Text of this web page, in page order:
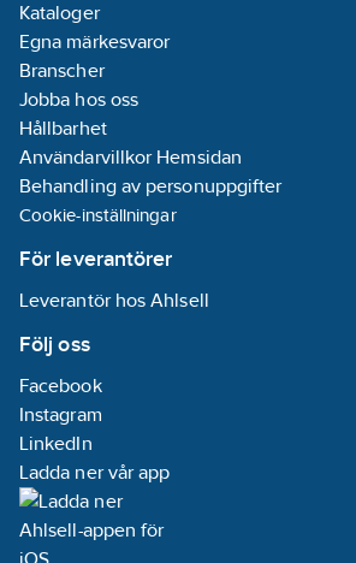
Kataloger
Egna märkesvaror
Branscher
Jobba hos oss
Hållbarhet
Användarvillkor Hemsidan
Behandling av personuppgifter
Cookie-inställningar
För leverantörer
Leverantör hos Ahlsell
Följ oss
Facebook
Instagram
LinkedIn
Ladda ner vår app